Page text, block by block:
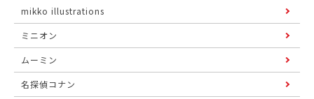
mikko illustrations
ミニオン
ムーミン
名探偵コナン